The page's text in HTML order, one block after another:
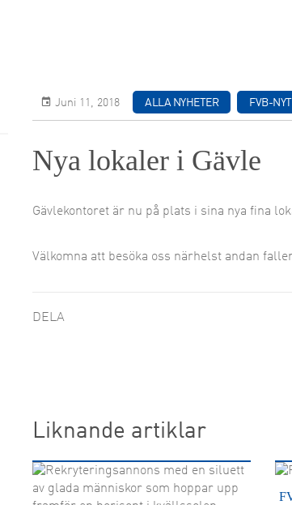
Forskning & Utveckling
Juni 11, 2018 ALLA NYHETER FVB-
Nya lokaler i Gävle
Gävlekontoret är nu på plats i sina nya fina
Välkomna att besöka oss närhelst andan
DELA
Liknande artiklar